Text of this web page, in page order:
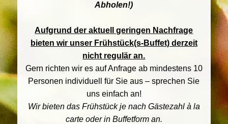
Abholen!)
Aufgrund der aktuell geringen Nachfrage
bieten wir unser Frühstück(s-Buffet) derzeit
nicht regulär an.
Gern richten wir es auf Anfrage ab mindestens 10
Personen individuell für Sie aus – sprechen Sie
uns einfach an!
Wir bieten das Frühstück je nach Gästezahl à la
carte oder in Buffetform an.